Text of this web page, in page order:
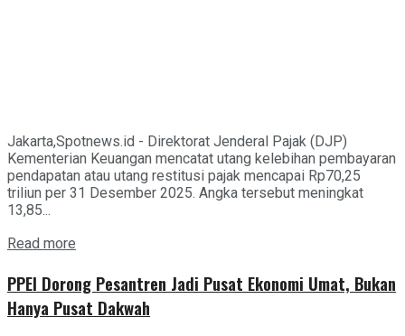
Jakarta,Spotnews.id - Direktorat Jenderal Pajak (DJP)
Kementerian Keuangan mencatat utang kelebihan pembayaran
pendapatan atau utang restitusi pajak mencapai Rp70,25
triliun per 31 Desember 2025. Angka tersebut meningkat
13,85...
Read more
PPEI Dorong Pesantren Jadi Pusat Ekonomi Umat, Bukan
Hanya Pusat Dakwah